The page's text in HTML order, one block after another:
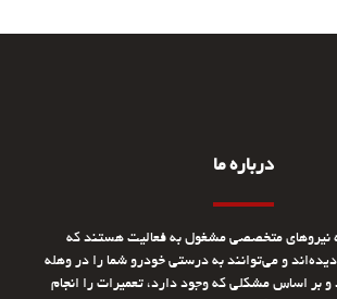
درباره ما
نیروهای متخصصی مشغول به فعالیت هستند که
و می‌توانند به درستی خودرو شما را در وهله
و بر اساس مشکلی که وجود دارد، تعمیرات را انجام